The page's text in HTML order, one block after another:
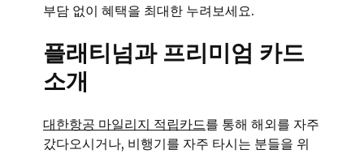
부담 없이 혜택을 최대한 누려보세요.
플래티넘과 프리미엄 카드
소개
대한항공 마일리지 적립카드를 통해 해외를 자주
갔다오시거나, 비행기를 자주 타시는 분들을 위